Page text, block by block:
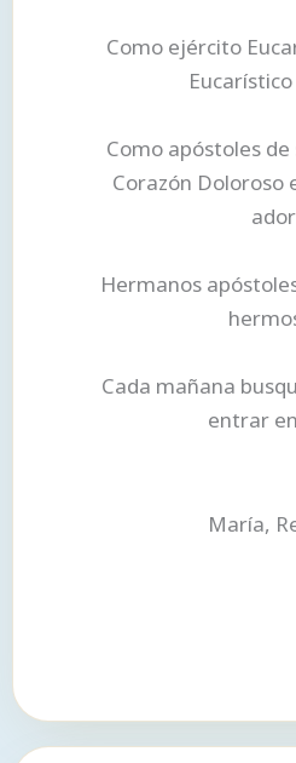
Como ejército
Como apóstoles
Corazón Doloroso
Hermanos
Cada mañana
entrar
María,